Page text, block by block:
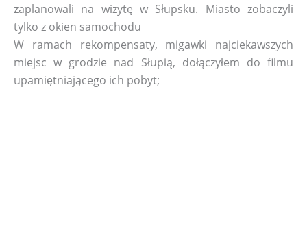
zaplanowali na wizytę w Słupsku. Miasto zobaczyli
tylko z okien samochodu
W ramach rekompensaty, migawki najciekawszych
miejsc w grodzie nad Słupią, dołączyłem do filmu
upamiętniającego ich pobyt;